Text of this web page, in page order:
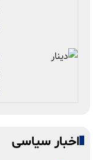
اخبار سیاسی